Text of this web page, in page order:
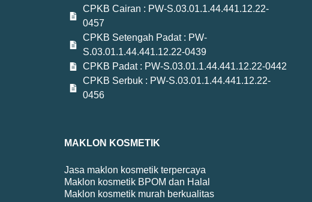
CPKB Cairan : PW-S.03.01.1.44.441.12.22-
0457
CPKB Setengah Padat : PW-
S.03.01.1.44.441.12.22-0439
CPKB Padat : PW-S.03.01.1.44.441.12.22-0442
CPKB Serbuk : PW-S.03.01.1.44.441.12.22-
0456
MAKLON KOSMETIK
Jasa maklon kosmetik terpercaya
Maklon kosmetik BPOM dan Halal
Maklon kosmetik murah berkualitas